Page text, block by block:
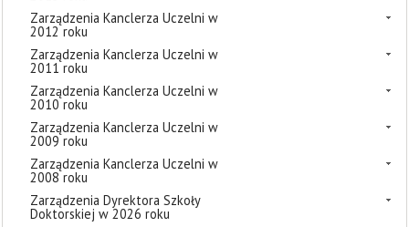
Zarządzenia Kanclerza Uczelni w
2012 roku
Zarządzenia Kanclerza Uczelni w
2011 roku
Zarządzenia Kanclerza Uczelni w
2010 roku
Zarządzenia Kanclerza Uczelni w
2009 roku
Zarządzenia Kanclerza Uczelni w
2008 roku
Zarządzenia Dyrektora Szkoły
Doktorskiej w 2026 roku